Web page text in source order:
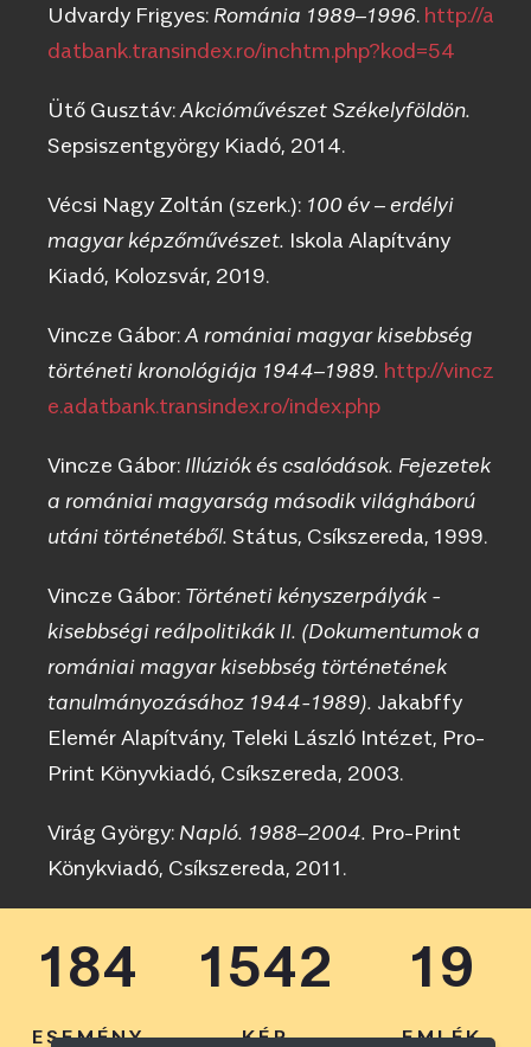
Udvardy Frigyes: Románia 1989–1996. http://a
datbank.transindex.ro/inchtm.php?kod=54
Ütő Gusztáv:Akcióművészet Székelyföldön.
Sepsiszentgyörgy Kiadó, 2014.
Vécsi Nagy Zoltán (szerk.): 100 év – erdélyi
magyar képzőművészet. Iskola Alapítvány
Kiadó, Kolozsvár, 2019.
Vincze Gábor:A romániai magyar kisebbség
történeti kronológiája 1944–1989. http://vincz
e.adatbank.transindex.ro/index.php
Vincze Gábor: Illúziók és csalódások. Fejezetek
a romániai magyarság második világháború
utáni történetéből. Státus, Csíkszereda, 1999.
Vincze Gábor: Történeti kényszerpályák -
kisebbségi reálpolitikák II. (Dokumentumok a
romániai magyar kisebbség történetének
tanulmányozásához 1944-1989). Jakabffy
Elemér Alapítvány, Teleki László Intézet, Pro-
Print Könyvkiadó, Csíkszereda, 2003.
Virág György: Napló. 1988–2004. Pro-Print
Könykviadó, Csíkszereda, 2011.
184
ESEMÉNY
1542
KÉP
19
EMLÉK